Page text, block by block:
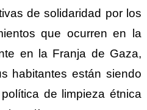
de solidaridad por los
que ocurren en la
en la Franja de Gaza,
habitantes están siendo
de limpieza étnica